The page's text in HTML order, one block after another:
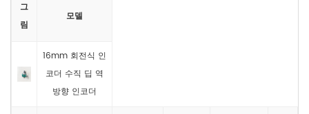
그
림
모델
16mm 회전식 인
코더 수직 딥 역
방향 인코더